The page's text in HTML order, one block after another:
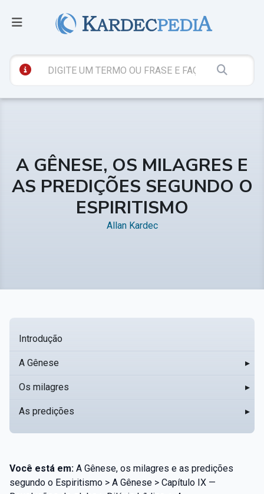
A GÊNESE, OS MILAGRES E
AS PREDIÇÕES SEGUNDO O
ESPIRITISMO
Allan Kardec
Introdução
A Gênese ▸
Os milagres ▸
As predições ▸
Você está em: A Gênese, os milagres e as predições
segundo o Espiritismo > A Gênese > Capítulo IX —